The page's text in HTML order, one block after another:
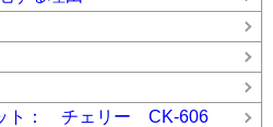
ト： チェリー CK-606